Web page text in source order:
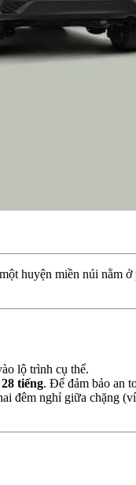
huyện miền núi nằm
lộ trình cụ thể.
tiếng. Để đảm bảo an
đêm nghỉ giữa chặng